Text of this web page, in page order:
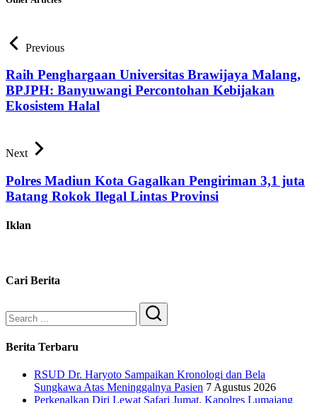
Previous
Raih Penghargaan Universitas Brawijaya Malang,
BPJPH: Banyuwangi Percontohan Kebijakan
Ekosistem Halal
Next
Polres Madiun Kota Gagalkan Pengiriman 3,1 juta
Batang Rokok Ilegal Lintas Provinsi
Iklan
Cari Berita
Search
Berita Terbaru
RSUD Dr. Haryoto Sampaikan Kronologi dan Bela
Sungkawa Atas Meninggalnya Pasien 7 Agustus 2026
Perkenalkan Diri Lewat Safari Jumat, Kapolres Lumajang